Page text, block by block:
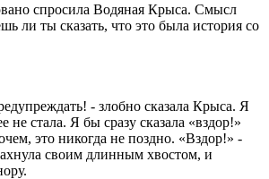
спросила Водяная Крыса. Смысл
ли ты сказать, что это была история со
- злобно сказала Крыса. Я
не стала. Я бы сразу сказала «вздор!»
это никогда не поздно. «Вздор!» -
своим длинным хвостом, и